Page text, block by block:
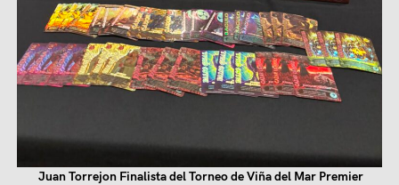
Juan Torrejon Finalista del Torneo de Viña del Mar Premier